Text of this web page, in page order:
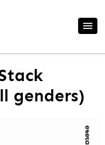
genders)